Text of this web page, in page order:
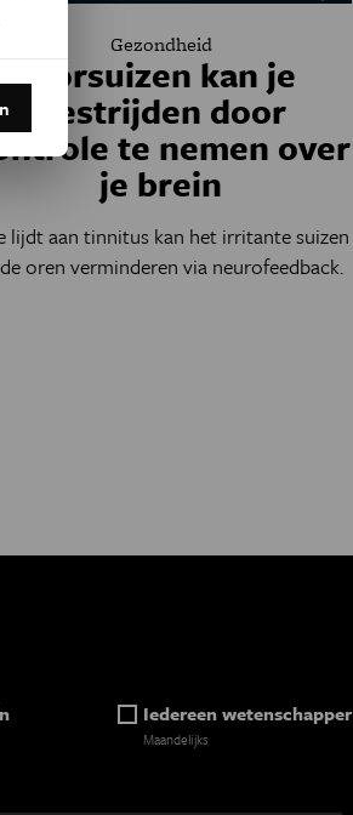
Gezondheid
Oorsuizen kan je
bestrijden door
te nemen over
je brein
lijdt aan tinnitus kan het irritante suizen
oren verminderen via neurofeedback.
Iedereen wetenschapper
Maandelijks